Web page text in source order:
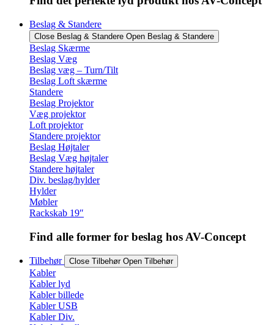
Beslag & Standere
Close Beslag & Standere Open Beslag & Standere
Beslag Skærme
Beslag Væg
Beslag væg – Turn/Tilt
Beslag Loft skærme
Standere
Beslag Projektor
Væg projektor
Loft projektor
Standere projektor
Beslag Højtaler
Beslag Væg højtaler
Standere højtaler
Div. beslag/hylder
Hylder
Møbler
Rackskab 19″
Find alle former for beslag hos AV-Concept
Tilbehør Close Tilbehør Open Tilbehør
Kabler
Kabler lyd
Kabler billede
Kabler USB
Kabler Div.